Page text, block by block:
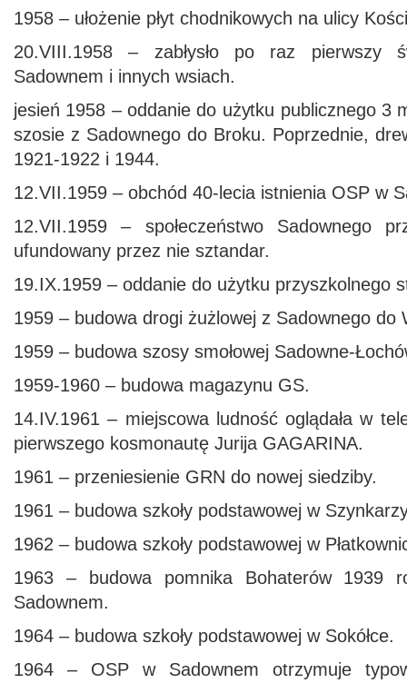
1958 – ułożenie płyt chodnikowych na ulicy
20.VIII.1958 – zabłysło po raz pierwszy
Sadownem i innych wsiach.
jesień 1958 – oddanie do użytku publicznego 3
szosie z Sadownego do Broku. Poprzednie,
1921-1922 i 1944.
12.VII.1959 – obchód 40-lecia istnienia OSP w
12.VII.1959 – społeczeństwo Sadownego
ufundowany przez nie sztandar.
19.IX.1959 – oddanie do użytku przyszkolnego
1959 – budowa drogi żużlowej z Sadownego do
1959 – budowa szosy smołowej Sadowne-
1959-1960 – budowa magazynu GS.
14.IV.1961 – miejscowa ludność oglądała w
pierwszego kosmonautę Jurija GAGARINA.
1961 – przeniesienie GRN do nowej siedziby.
1961 – budowa szkoły podstawowej w
1962 – budowa szkoły podstawowej w
1963 – budowa pomnika Bohaterów 1939
Sadownem.
1964 – budowa szkoły podstawowej w Sokółce.
1964 – OSP w Sadownem otrzymuje